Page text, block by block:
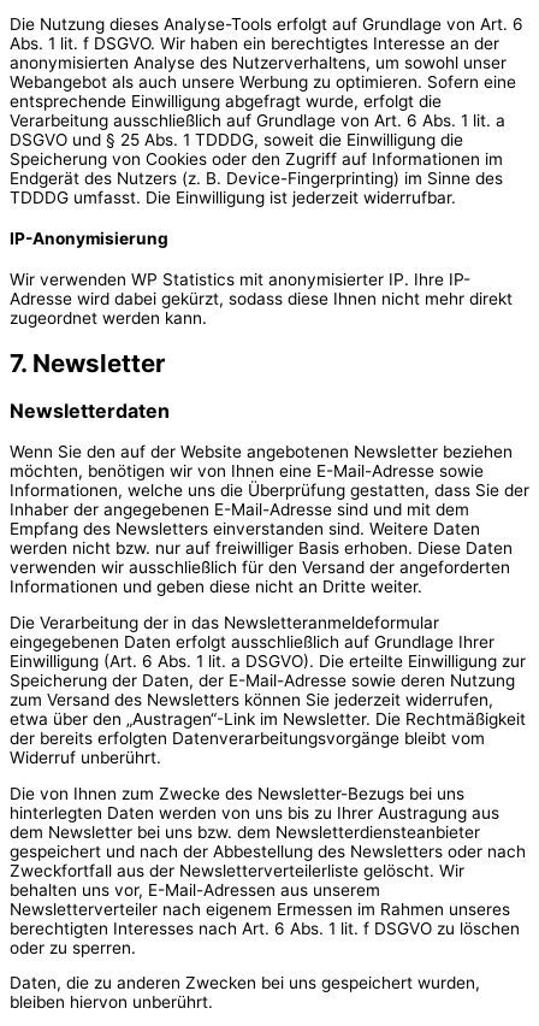
Die Nutzung dieses Analyse-Tools erfolgt auf Grundlage von Art. 6
Abs. 1 lit. f DSGVO. Wir haben ein berechtigtes Interesse an der
anonymisierten Analyse des Nutzerverhaltens, um sowohl unser
Webangebot als auch unsere Werbung zu optimieren. Sofern eine
entsprechende Einwilligung abgefragt wurde, erfolgt die
Verarbeitung ausschließlich auf Grundlage von Art. 6 Abs. 1 lit. a
DSGVO und § 25 Abs. 1 TDDDG, soweit die Einwilligung die
Speicherung von Cookies oder den Zugriff auf Informationen im
Endgerät des Nutzers (z. B. Device-Fingerprinting) im Sinne des
TDDDG umfasst. Die Einwilligung ist jederzeit widerrufbar.
IP-Anonymisierung
Wir verwenden WP Statistics mit anonymisierter IP. Ihre IP-
Adresse wird dabei gekürzt, sodass diese Ihnen nicht mehr direkt
zugeordnet werden kann.
7. Newsletter
Newsletter­daten
Wenn Sie den auf der Website angebotenen Newsletter beziehen
möchten, benötigen wir von Ihnen eine E-Mail-Adresse sowie
Informationen, welche uns die Überprüfung gestatten, dass Sie der
Inhaber der angegebenen E-Mail-Adresse sind und mit dem
Empfang des Newsletters einverstanden sind. Weitere Daten
werden nicht bzw. nur auf freiwilliger Basis erhoben. Diese Daten
verwenden wir ausschließlich für den Versand der angeforderten
Informationen und geben diese nicht an Dritte weiter.
Die Verarbeitung der in das Newsletteranmeldeformular
eingegebenen Daten erfolgt ausschließlich auf Grundlage Ihrer
Einwilligung (Art. 6 Abs. 1 lit. a DSGVO). Die erteilte Einwilligung zur
Speicherung der Daten, der E-Mail-Adresse sowie deren Nutzung
zum Versand des Newsletters können Sie jederzeit widerrufen,
etwa über den „Austragen“-Link im Newsletter. Die Rechtmäßigkeit
der bereits erfolgten Datenverarbeitungsvorgänge bleibt vom
Widerruf unberührt.
Die von Ihnen zum Zwecke des Newsletter-Bezugs bei uns
hinterlegten Daten werden von uns bis zu Ihrer Austragung aus
dem Newsletter bei uns bzw. dem Newsletterdiensteanbieter
gespeichert und nach der Abbestellung des Newsletters oder nach
Zweckfortfall aus der Newsletterverteilerliste gelöscht. Wir
behalten uns vor, E-Mail-Adressen aus unserem
Newsletterverteiler nach eigenem Ermessen im Rahmen unseres
berechtigten Interesses nach Art. 6 Abs. 1 lit. f DSGVO zu löschen
oder zu sperren.
Daten, die zu anderen Zwecken bei uns gespeichert wurden,
bleiben hiervon unberührt.